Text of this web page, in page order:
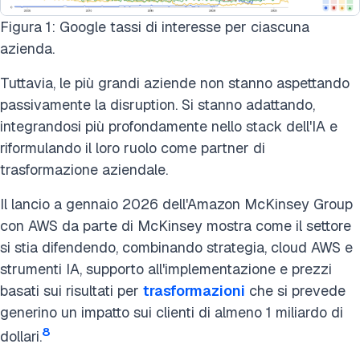
Figura 1: Google tassi di interesse per ciascuna
azienda.
Tuttavia, le più grandi aziende non stanno aspettando
passivamente la disruption. Si stanno adattando,
integrandosi più profondamente nello stack dell'IA e
riformulando il loro ruolo come partner di
trasformazione aziendale.
Il lancio a gennaio 2026 dell'Amazon McKinsey Group
con AWS da parte di McKinsey mostra come il settore
si stia difendendo, combinando strategia, cloud AWS e
strumenti IA, supporto all'implementazione e prezzi
basati sui risultati per trasformazioni che si prevede
generino un impatto sui clienti di almeno 1 miliardo di
dollari.8